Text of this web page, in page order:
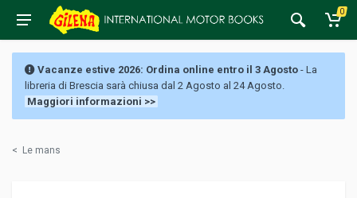
0
Vacanze estive 2026: Ordina online entro il 3 Agosto - La
libreria di Brescia sarà chiusa dal 2 Agosto al 24 Agosto.
Maggiori informazioni >>
< Le mans